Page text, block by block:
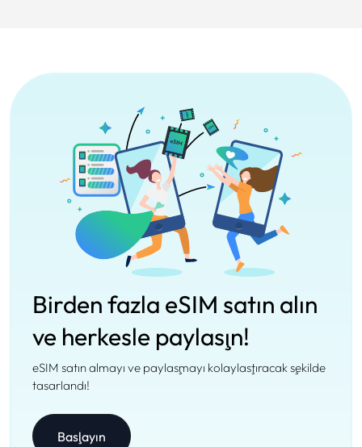
Birden fazla eSIM satın alın
ve herkesle paylaşın!
eSIM satın almayı ve paylaşmayı kolaylaştıracak şekilde
tasarlandı!
Başlayın